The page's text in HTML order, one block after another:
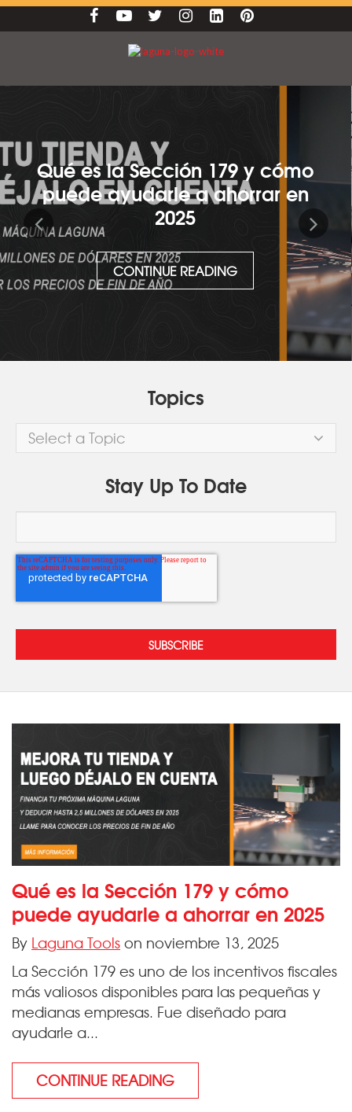
Qué es la Sección 179 y cómo
puede ayudarle a ahorrar en
2025
CONTINUE READING
Topics
Select a Topic
Stay Up To Date
Qué es la Sección 179 y cómo
puede ayudarle a ahorrar en 2025
By Laguna Toolson noviembre 13, 2025
La Sección 179 es uno de los incentivos fiscales
más valiosos disponibles para las pequeñas y
medianas empresas. Fue diseñado para
ayudarle a...
CONTINUE READING